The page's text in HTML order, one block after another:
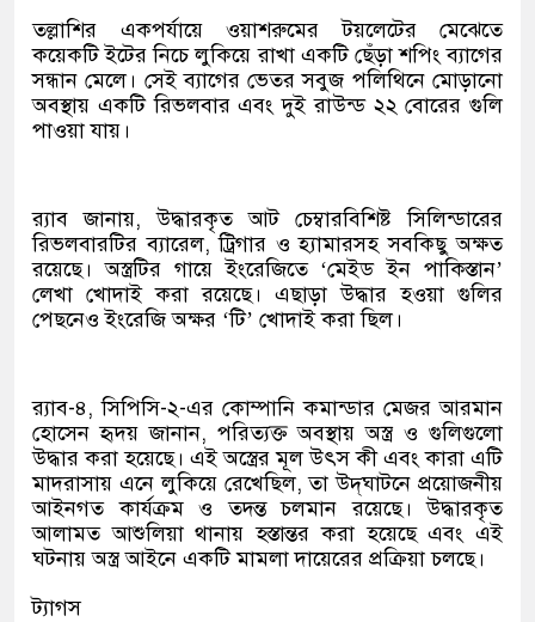
তল্লাশির একপর্যায়ে ওয়াশরুমের টয়লেটের মেঝেতে
কয়েকটি ইটের নিচে লুকিয়ে রাখা একটি ছেঁড়া শপিং ব্যাগের
সন্ধান মেলে। সেই ব্যাগের ভেতর সবুজ পলিথিনে মোড়ানো
অবস্থায় একটি রিভলবার এবং দুই রাউন্ড ২২ বোরের গুলি
পাওয়া যায়।
র‍্যাব জানায়, উদ্ধারকৃত আট চেম্বারবিশিষ্ট সিলিন্ডারের
রিভলবারটির ব্যারেল, ট্রিগার ও হ্যামারসহ সবকিছু অক্ষত
রয়েছে। অস্ত্রটির গায়ে ইংরেজিতে ‘মেইড ইন পাকিস্তান’
লেখা খোদাই করা রয়েছে। এছাড়া উদ্ধার হওয়া গুলির
পেছনেও ইংরেজি অক্ষর ‘টি’ খোদাই করা ছিল।
র‍্যাব-৪, সিপিসি-২-এর কোম্পানি কমান্ডার মেজর আরমান
হোসেন হৃদয় জানান, পরিত্যক্ত অবস্থায় অস্ত্র ও গুলিগুলো
উদ্ধার করা হয়েছে। এই অস্ত্রের মূল উৎস কী এবং কারা এটি
মাদরাসায় এনে লুকিয়ে রেখেছিল, তা উদ্‌ঘাটনে প্রয়োজনীয়
আইনগত কার্যক্রম ও তদন্ত চলমান রয়েছে। উদ্ধারকৃত
আলামত আশুলিয়া থানায় হস্তান্তর করা হয়েছে এবং এই
ঘটনায় অস্ত্র আইনে একটি মামলা দায়েরের প্রক্রিয়া চলছে।
ট্যাগস